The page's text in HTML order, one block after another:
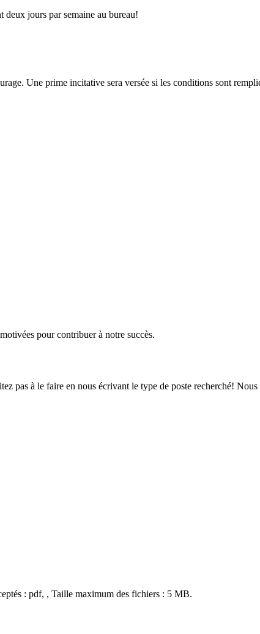
deux jours par semaine au bureau!
Une prime incitative sera versée si les conditions sont
pour contribuer à notre succès.
pas à le faire en nous écrivant le type de poste recherché!
: pdf, , Taille maximum des fichiers : 5 MB.